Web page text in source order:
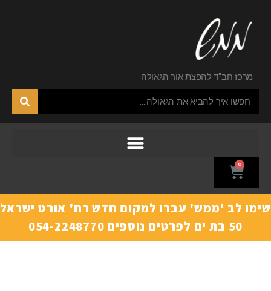
מרכז חב"ד להפצת אור הגאולה
0
שימו לב 'ממש' עברו למקום חדש רח' אורט ישראל
50 בת ים לפרטים נוספים 054-2248770